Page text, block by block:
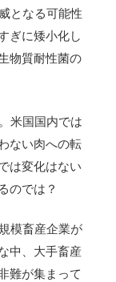
となる可能性
ぎに矮小化し
物質耐性菌の
米国国内では
ない肉への転
は変化はない
のでは？
模畜産企業が
中、大手畜産
難が集まって